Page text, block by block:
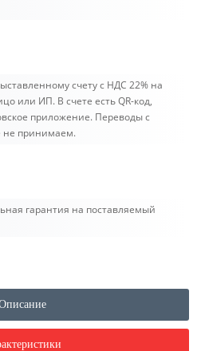
счету c НДС 22% на
или ИП. В счете есть QR-код,
приложение. Переводы с
не принимаем.
гарантия на поставляемый